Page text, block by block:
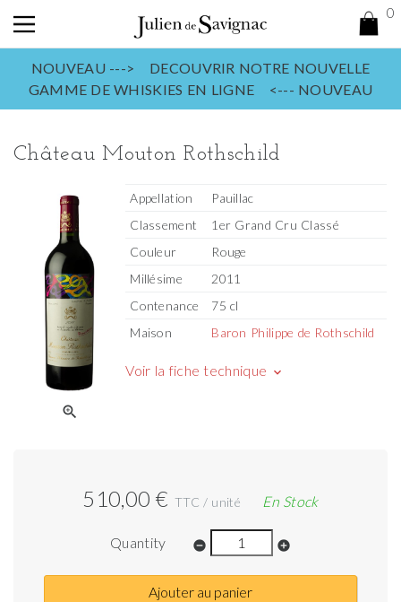
0
NOUVEAU ---> DECOUVRIR NOTRE NOUVELLE
GAMME DE WHISKIES EN LIGNE <--- NOUVEAU
Château Mouton Rothschild
zoom_in
Appellation
Pauillac
Classement
1er Grand Cru Classé
Couleur
Rouge
Millésime
2011
Contenance
75 cl
Maison
Baron Philippe de Rothschild
Voir la fiche technique keyboard_arrow_down
510,00 € TTC / unité En Stock
Quantity remove_circle add_circle
Ajouter au panier